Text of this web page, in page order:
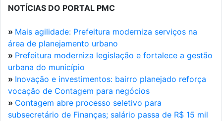
NOTÍCIAS DO PORTAL PMC
» Mais agilidade: Prefeitura moderniza serviços na
área de planejamento urbano
» Prefeitura moderniza legislação e fortalece a gestão
urbana do município
» Inovação e investimentos: bairro planejado reforça
vocação de Contagem para negócios
» Contagem abre processo seletivo para
subsecretário de Finanças; salário passa de R$ 15 mil